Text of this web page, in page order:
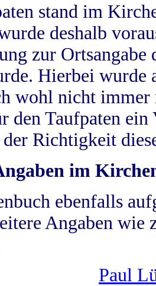
stand im
deshalb
zur
Hierbei wurde
wohl nicht
den Taufpaten
Richtigkeit
im
ebenfalls
Angaben wie
Paul